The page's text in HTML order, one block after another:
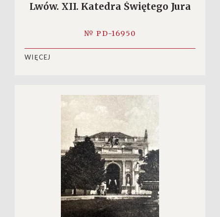
Lwów. XII. Katedra Świętego Jura
№ PD-16950
WIĘCEJ